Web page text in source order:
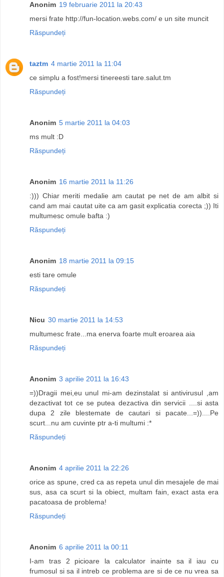
Anonim 19 februarie 2011 la 20:43
mersi frate http://fun-location.webs.com/ e un site muncit
Răspundeți
taztm 4 martie 2011 la 11:04
ce simplu a fost!mersi tinereesti tare.salut.tm
Răspundeți
Anonim 5 martie 2011 la 04:03
ms mult :D
Răspundeți
Anonim 16 martie 2011 la 11:26
:))) Chiar meriti medalie am cautat pe net de am albit si
cand am mai cautat uite ca am gasit explicatia corecta ;)) Iti
multumesc omule bafta :)
Răspundeți
Anonim 18 martie 2011 la 09:15
esti tare omule
Răspundeți
Nicu 30 martie 2011 la 14:53
multumesc frate...ma enerva foarte mult eroarea aia
Răspundeți
Anonim 3 aprilie 2011 la 16:43
=))Dragii mei,eu unul mi-am dezinstalat si antivirusul ,am
dezactivat tot ce se putea dezactiva din servicii ....si asta
dupa 2 zile blestemate de cautari si pacate...=))....Pe
scurt...nu am cuvinte ptr a-ti multumi :*
Răspundeți
Anonim 4 aprilie 2011 la 22:26
orice as spune, cred ca as repeta unul din mesajele de mai
sus, asa ca scurt si la obiect, multam fain, exact asta era
pacatoasa de problema!
Răspundeți
Anonim 6 aprilie 2011 la 00:11
I-am tras 2 picioare la calculator inainte sa il iau cu
frumosul si sa il intreb ce problema are si de ce nu vrea sa